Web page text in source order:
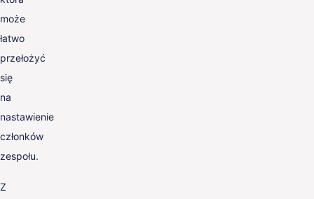
może
łatwo
przełożyć
się
na
nastawienie
członków
zespołu.
Z